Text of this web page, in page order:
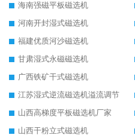
海南强磁平板磁选机
河南开封湿式磁选机
福建优质河沙磁选机
甘肃湿式永磁磁选机
广西铁矿干式磁选机
江苏湿式逆流磁选机溢流调节
山西高梯度平板磁选机厂家
山西干粉立式磁选机